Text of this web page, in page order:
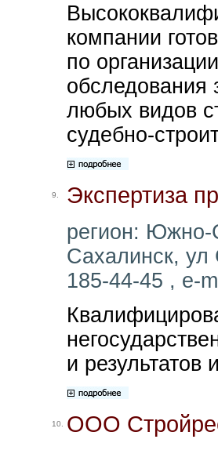
компании
по
обследования
любых видов
судебно-
9. Экспертиза
регион: Южно-
Сахалинск, ул
185-44-45 , e-
и
10. ООО